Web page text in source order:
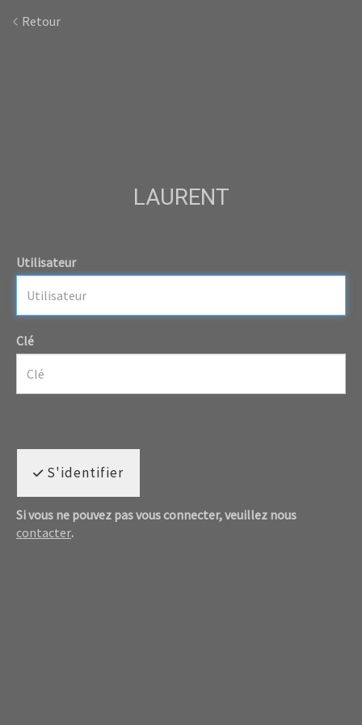
Retour
LAURENT
Utilisateur
Clé
S'identifier
Si vous ne pouvez pas vous connecter, veuillez nous
contacter.